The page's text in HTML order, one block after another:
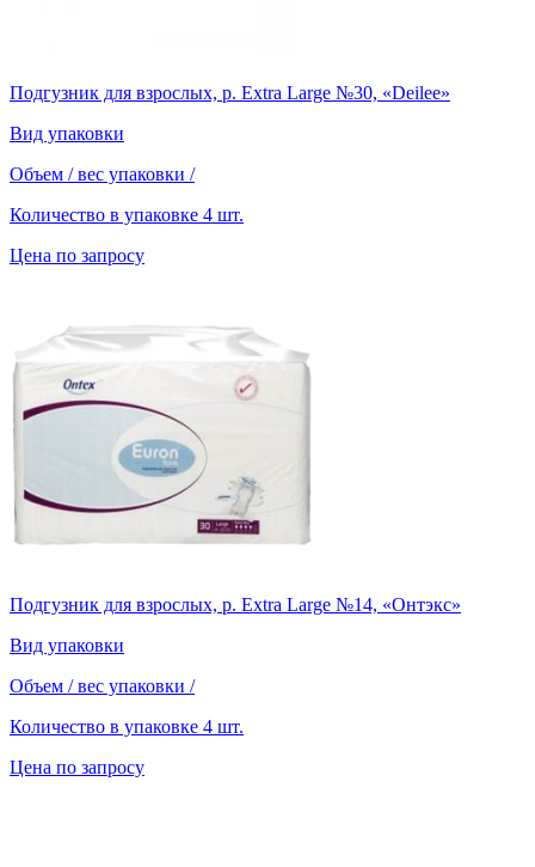
Подгузник для взрослых, р. Extra Large №30, «Deilee»
Вид упаковки
Объем / вес упаковки /
Количество в упаковке 4 шт.
Цена по запросу
Подгузник для взрослых, р. Extra Large №14, «Онтэкс»
Вид упаковки
Объем / вес упаковки /
Количество в упаковке 4 шт.
Цена по запросу